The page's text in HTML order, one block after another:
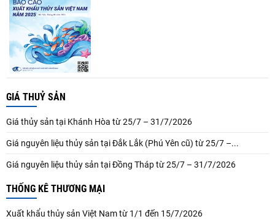
GIÁ THUỶ SẢN
Giá thủy sản tại Khánh Hòa từ 25/7 – 31/7/2026
Giá nguyên liệu thủy sản tại Đắk Lắk (Phú Yên cũ) từ 25/7 –...
Giá nguyên liệu thủy sản tại Đồng Tháp từ 25/7 – 31/7/2026
THỐNG KÊ THƯƠNG MẠI
Xuất khẩu thủy sản Việt Nam từ 1/1 đến 15/7/2026